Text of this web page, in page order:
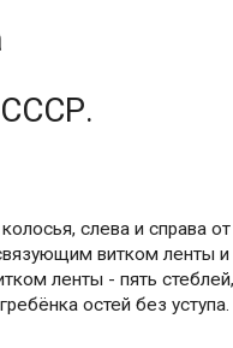
слева и справа
витком ленты
ленты - пять
остей без уступа.